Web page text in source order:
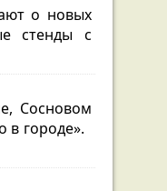
о новых
стенды с
Сосновом
в городе».